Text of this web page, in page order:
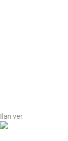
İlan ver